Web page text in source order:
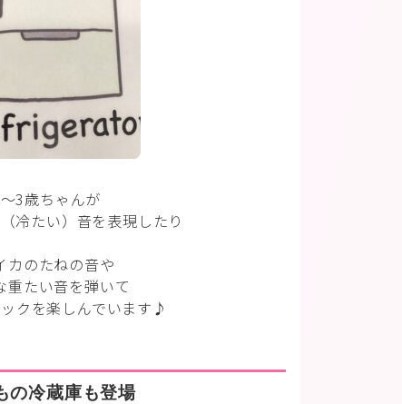
3歳ちゃんが
冷たい）音を表現したり
カのたねの音や
重たい音を弾いて
クを楽しんでいます♪
の冷蔵庫も登場